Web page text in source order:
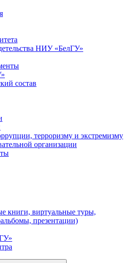
НИУ «БелГУ»
состав
терроризму и экстремизму
организации
книги, виртуальные туры,
презентации)